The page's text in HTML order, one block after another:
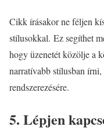
Cikk írásakor ne féljen
stílusokkal. Ez segíthet
hogy üzenetét közölje a
narratívabb stílusban
rendszerezésére.
5. Lépjen